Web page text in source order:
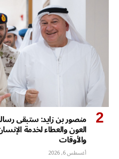
منصور بن زايد: ستبقى
العون والعطاء لخدمة
والأوقات
أغسطس 6, 2026